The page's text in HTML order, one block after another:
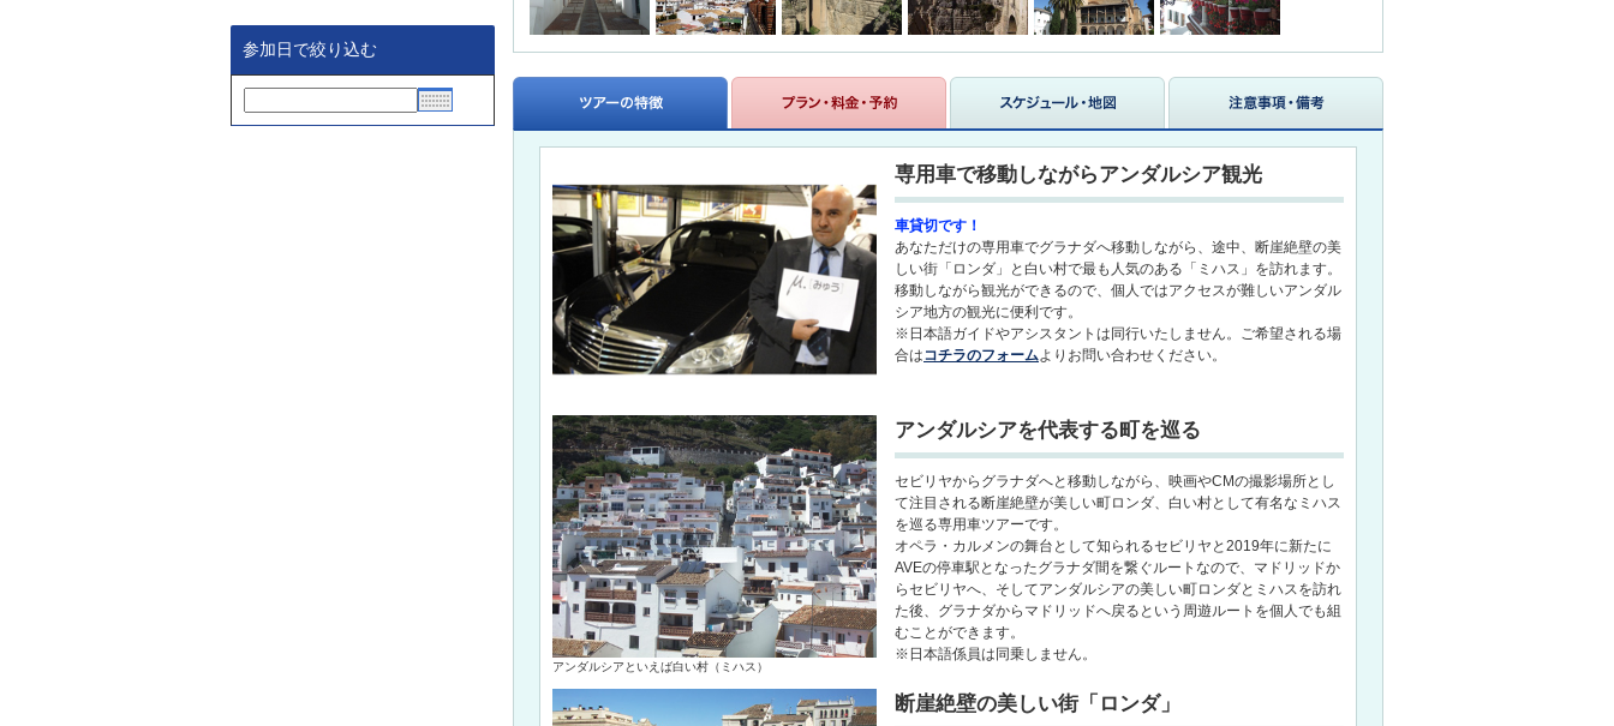
参加日で絞り込む
専用車で移動しながらアンダルシア観光
車貸切です！
あなただけの専用車でグラナダへ移動しながら、途中、断崖絶壁の美
しい街「ロンダ」と白い村で最も人気のある「ミハス」を訪れます。
移動しながら観光ができるので、個人ではアクセスが難しいアンダル
シア地方の観光に便利です。
※日本語ガイドやアシスタントは同行いたしません。ご希望される場
合はコチラのフォームよりお問い合わせください。
アンダルシアといえば白い村（ミハス）
アンダルシアを代表する町を巡る
セビリヤからグラナダへと移動しながら、映画やCMの撮影場所とし
て注目される断崖絶壁が美しい町ロンダ、白い村として有名なミハス
を巡る専用車ツアーです。
オペラ・カルメンの舞台として知られるセビリヤと2019年に新たに
AVEの停車駅となったグラナダ間を繋ぐルートなので、マドリッドか
らセビリヤへ、そしてアンダルシアの美しい町ロンダとミハスを訪れ
た後、グラナダからマドリッドへ戻るという周遊ルートを個人でも組
むことができます。
※日本語係員は同乗しません。
断崖絶壁の美しい街「ロンダ」